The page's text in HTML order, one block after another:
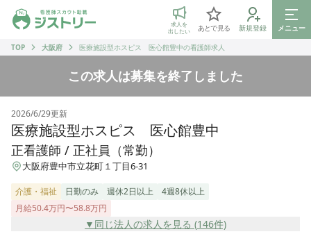
ジストリー 看護師の転職マッチング
求人を
出したい
あとで見る 新規登録
メニュー
TOP
大阪府 医療施設型ホスピス 医心館豊中の看護師求人
この求人は募集を終了しました
2026/6/29更新
医療施設型ホスピス 医心館豊中
正看護師 / 正社員（常勤）
大阪府豊中市立花町１丁目6-31
介護・福祉 日勤のみ 週休2日以上
4週8休以上
月給50.4万円〜58.8万円
▼同じ法人の求人を見る (146件)